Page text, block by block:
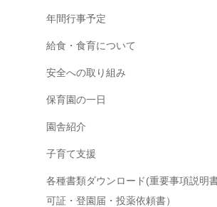
年間行事予定
給食・食育について
安全への取り組み
保育園の一日
園舎紹介
子育て支援
各種書類ダウンロード(重要事項説明
可証・登園届・投薬依頼書）